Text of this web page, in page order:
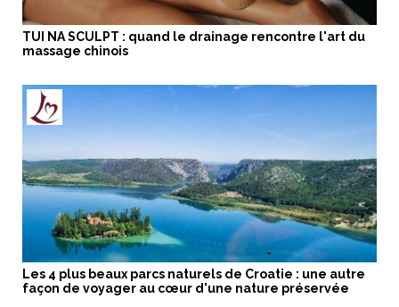
TUI NA SCULPT : quand le drainage rencontre l'art du
massage chinois
Les 4 plus beaux parcs naturels de Croatie : une autre
façon de voyager au cœur d'une nature préservée